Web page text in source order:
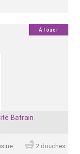
À louer
Batrain
0
2 douches